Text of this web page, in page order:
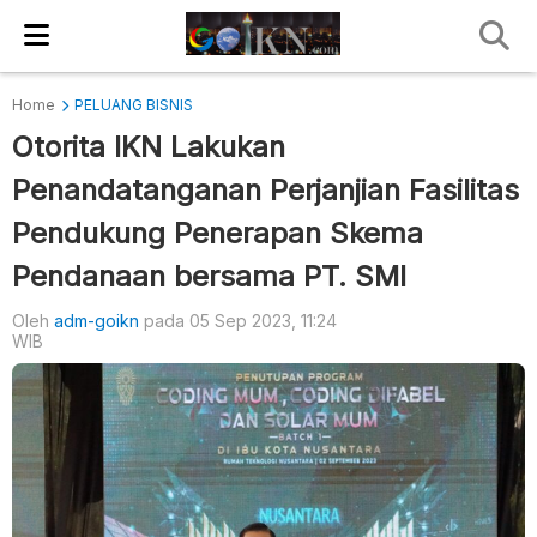
Home PELUANG BISNIS
Otorita IKN Lakukan
Penandatanganan Perjanjian Fasilitas
Pendukung Penerapan Skema
Pendanaan bersama PT. SMI
Oleh adm-goikn pada 05 Sep 2023, 11:24
WIB